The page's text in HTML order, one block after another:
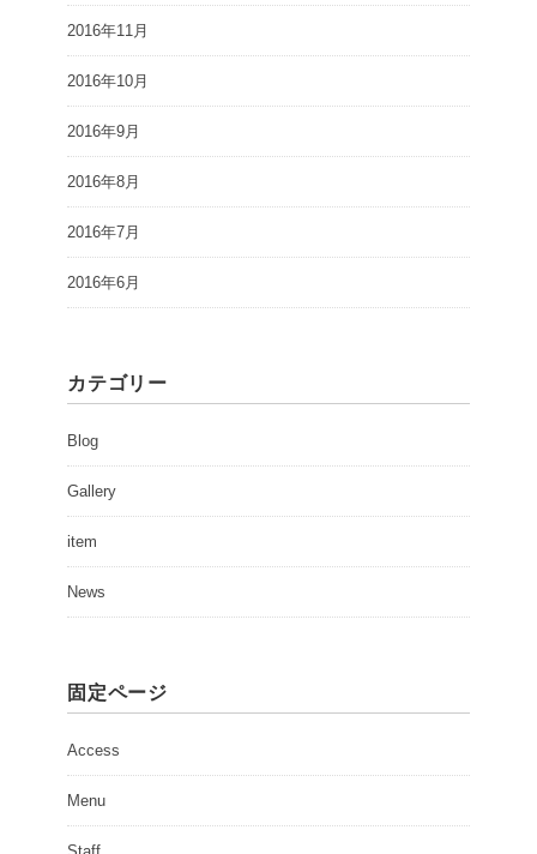
2016年11月
2016年10月
2016年9月
2016年8月
2016年7月
2016年6月
カテゴリー
Blog
Gallery
item
News
固定ページ
Access
Menu